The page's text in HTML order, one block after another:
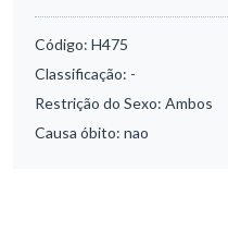
Código: H475
Classificação: -
Restrição do Sexo: Ambos
Causa óbito: nao